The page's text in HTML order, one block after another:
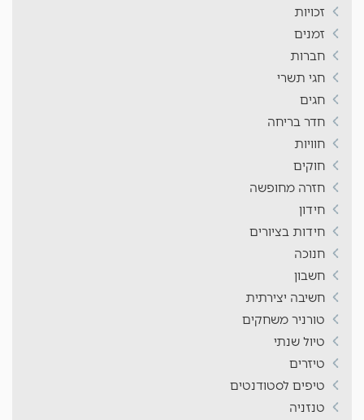
זכויות
זמנים
חברות
חגי תשרי
חגים
חדר בריחה
חוויות
חוקים
חזרה מחופשה
חידון
חידות בציורים
חנוכה
חשבון
חשיבה יצירתית
טורניר משחקים
טיול שנתי
טיזרים
טיפים לסטודנטים
טנזניה